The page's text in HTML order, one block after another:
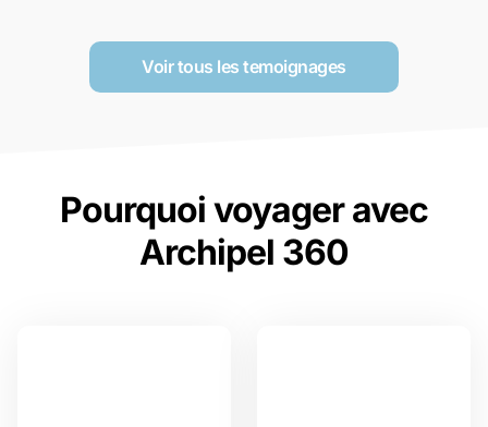
Voir tous les temoignages
Pourquoi voyager avec
Archipel 360